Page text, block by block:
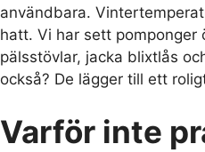
användbara.
hatt. Vi har sett pomponger
pälsstövlar, jacka blixtlås
också? De lägger till ett
Varför inte